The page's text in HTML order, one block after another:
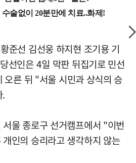
준선 김선웅 하지현 조기용 기
선인은 4일 막판 뒤집기로 민선
른 뒤 "서울 시민과 상식의 승
.
울 종로구 선거캠프에서 "이번
인의 승리라고 생각하지 않는